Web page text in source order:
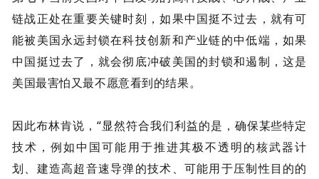
链战正处在重要关键时刻，如果中国挺不过去，就有可
能被美国永远封锁在科技创新和产业链的中低端，如果
中国挺过去了，就会彻底冲破美国的封锁和遏制，这是
美国最害怕又最不愿意看到的结果。
因此布林肯说，“显然符合我们利益的是，确保某些特定
技术，例如中国可能用于推进其极不透明的核武器计
划、建造高超音速导弹的技术、可能用于压制性目的的